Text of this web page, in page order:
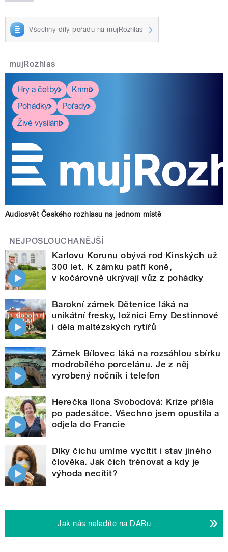
Všechny díly pořadu na mujRozhlas
mujRozhlas
Hry a četby
Krimi
Pohádky
Pořady
Živé vysílání
Audiosvět Českého rozhlasu na jednom místě
NEJPOSLOUCHANĚJŠÍ
Karlovu Korunu obývá rod Kinských už
300 let. K zámku patří koně,
v kočárovně ukrývají vůz z pohádky
Barokní zámek Dětenice láká na
unikátní fresky, ložnici Emy Destinnové
i děla maltézských rytířů
Zámek Bílovec láká na rozsáhlou sbírku
modrobílého porcelánu. Je z něj
vyrobený nočník i telefon
Herečka Ilona Svobodová: Krize přišla
po padesátce. Všechno jsem opustila a
odjela do Francie
Díky čichu umíme vycítit i stav jiného
člověka. Jak čich trénovat a kdy je
výhoda necítit?
Jak nás naladíte na DABu